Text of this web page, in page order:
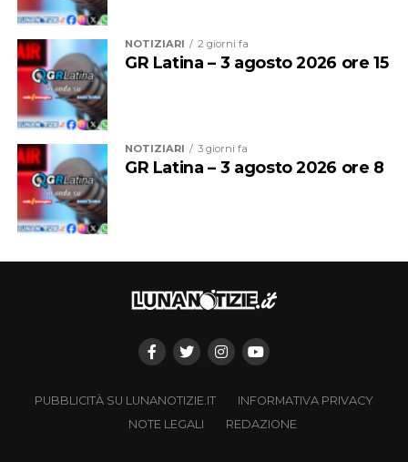
NOTIZIARI 2 giorni fa
GR Latina – 3 agosto 2026 ore 15
NOTIZIARI 3 giorni fa
GR Latina – 3 agosto 2026 ore 8
PUBBLICITÀ SU LUNANOTIZIE.IT
INFORMATIVA PRIVACY
NOTE LEGALI
REDAZIONE